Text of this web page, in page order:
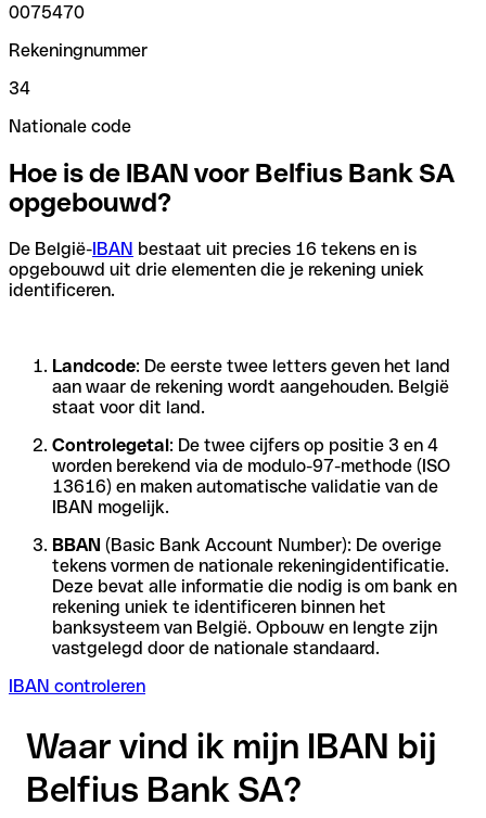
0075470
Rekeningnummer
34
Nationale code
Hoe is de IBAN voor Belfius Bank SA
opgebouwd?
De België-IBAN bestaat uit precies 16 tekens en is
opgebouwd uit drie elementen die je rekening uniek
identificeren.
Landcode: De eerste twee letters geven het land
aan waar de rekening wordt aangehouden. België
staat voor dit land.
Controlegetal: De twee cijfers op positie 3 en 4
worden berekend via de modulo-97-methode (ISO
13616) en maken automatische validatie van de
IBAN mogelijk.
BBAN (Basic Bank Account Number): De overige
tekens vormen de nationale rekeningidentificatie.
Deze bevat alle informatie die nodig is om bank en
rekening uniek te identificeren binnen het
banksysteem van België. Opbouw en lengte zijn
vastgelegd door de nationale standaard.
IBAN controleren
Waar vind ik mijn IBAN bij
Belfius Bank SA?